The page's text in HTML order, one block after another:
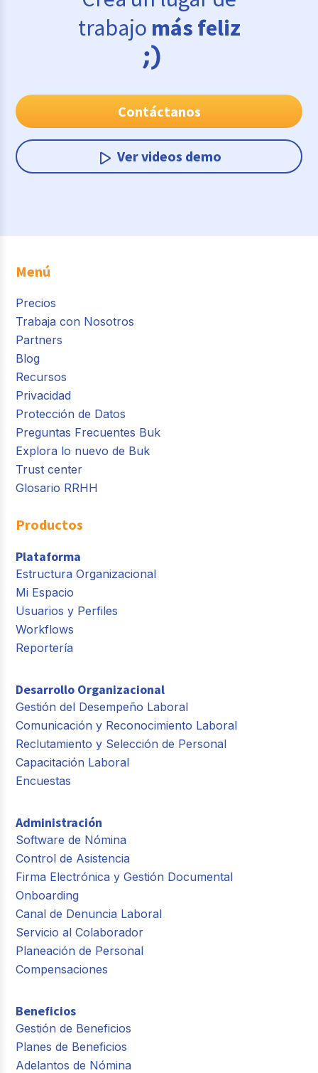
trabajo más feliz
Contáctanos
Ver videos demo
Menú
Precios
Trabaja con Nosotros
Partners
Blog
Recursos
Privacidad
Protección de Datos
Preguntas Frecuentes Buk
Explora lo nuevo de Buk
Trust center
Glosario RRHH
Productos
Plataforma
Estructura Organizacional
Mi Espacio
Usuarios y Perfiles
Workflows
Reportería
Desarrollo Organizacional
Gestión del Desempeño Laboral
Comunicación y Reconocimiento Laboral
Reclutamiento y Selección de Personal
Capacitación Laboral
Encuestas
Administración
Software de Nómina
Control de Asistencia
Firma Electrónica y Gestión Documental
Onboarding
Canal de Denuncia Laboral
Servicio al Colaborador
Planeación de Personal
Compensaciones
Beneficios
Gestión de Beneficios
Planes de Beneficios
Adelantos de Nómina